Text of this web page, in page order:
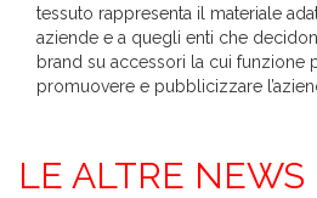
tessuto rappresenta il materiale
aziende e a quegli enti che
brand su accessori la cui funzione
promuovere e pubblicizzare
LE ALTRE NEWS